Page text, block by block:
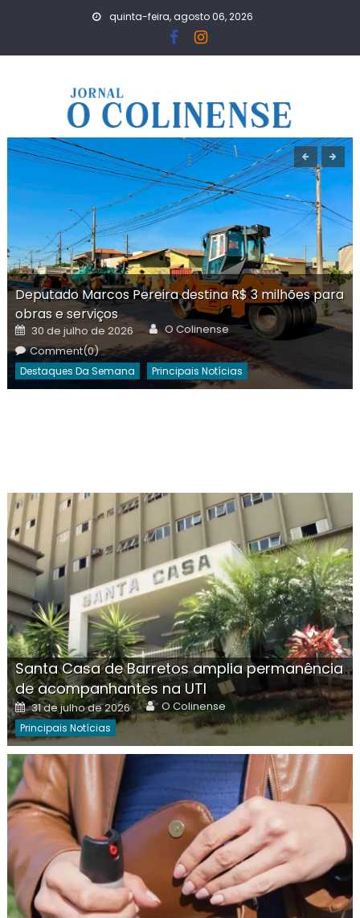
quinta-feira, agosto 06, 2026
Deputado Marcos Pereira destina R$ 3 milhões para
obras e serviços
Posted
on
30 de julho de 2026 Author
O Colinense
Comment(0)
Destaques Da Semana Principais Notícias
Santa Casa de Barretos amplia permanência
de acompanhantes na UTI
Posted
on
31 de julho de 2026 Author
O Colinense
Principais Notícias